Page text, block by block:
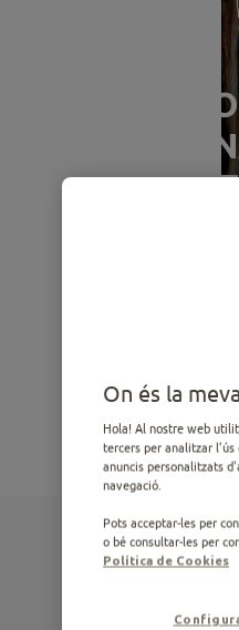
On és la
Hola! Al nostre web
tercers per analitzar
anuncis personalitzats
navegació.
Pots acceptar-les per
o bé consultar-les per
Política de Cookies